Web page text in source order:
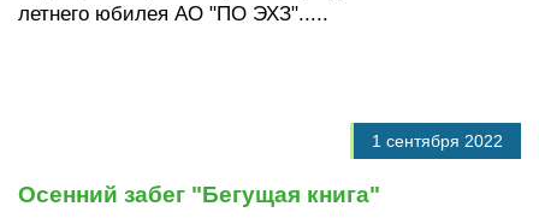
летнего юбилея АО "ПО ЭХЗ".....
1 сентября 2022
Осенний забег "Бегущая книга"